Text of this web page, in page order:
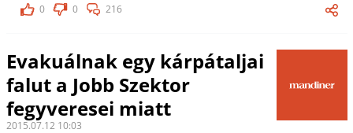
0
0 216
Evakuálnak egy kárpátaljai
falut a Jobb Szektor
fegyveresei miatt
2015.07.12 10:03